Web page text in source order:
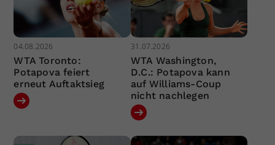
04.08.2026
WTA Toronto:
Potapova feiert
erneut Auftaktsieg
31.07.2026
WTA Washington,
D.C.: Potapova kann
auf Williams-Coup
nicht nachlegen